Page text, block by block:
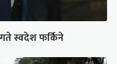
स्वदेश फर्किने